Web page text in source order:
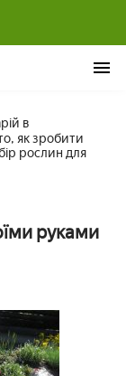
в
як зробити
рослин для
руками